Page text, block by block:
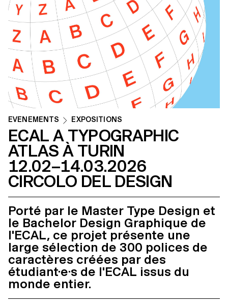
ÉVÉNEMENTS EXPOSITIONS
ECAL A TYPOGRAPHIC
ATLAS À TURIN
12.02–14.03.2026
CIRCOLO DEL DESIGN
Porté par le Master Type Design et
le Bachelor Design Graphique de
l'ECAL, ce projet présente une
large sélection de 300 polices de
caractères créées par des
étudiant·e·s de l'ECAL issus du
monde entier.